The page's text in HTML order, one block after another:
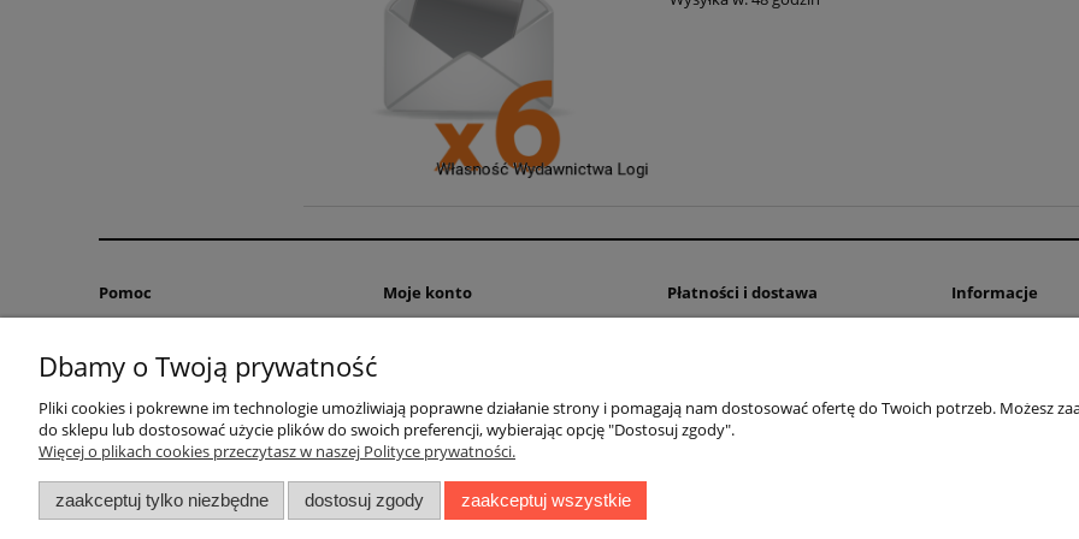
Pomoc
Jak kupować?
Zwroty i reklamacje
Polityka prywatności
Regulamin
Moje konto
Ustawienia konta
Przechowalnia
Płatności i dostawa
Czas i koszty dostawy
Czas realizacji zamówienia
Informacje
Pomoc w
Dbamy o Twoją prywatność
Pliki cookies i pokrewne im technologie umożliwiają poprawne działanie strony i pomagają nam dostosować ofertę do Twoich potrzeb. Możesz
do sklepu lub dostosować użycie plików do swoich preferencji, wybierając opcję "Dostosuj zgody".
Więcej o plikach cookies przeczytasz w naszej Polityce prywatności.
zaakceptuj tylko niezbędne dostosuj zgody zaakceptuj wszystkie